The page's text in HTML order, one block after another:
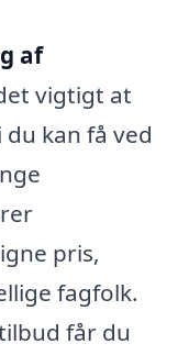
af
vigtigt at
kan få ved
pris,
fagfolk.
får du